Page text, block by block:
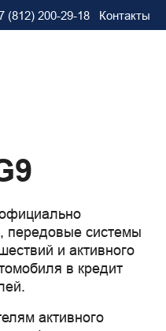
(812) 200-29-18 Контакты
передовые системы
и активного
в кредит
активного